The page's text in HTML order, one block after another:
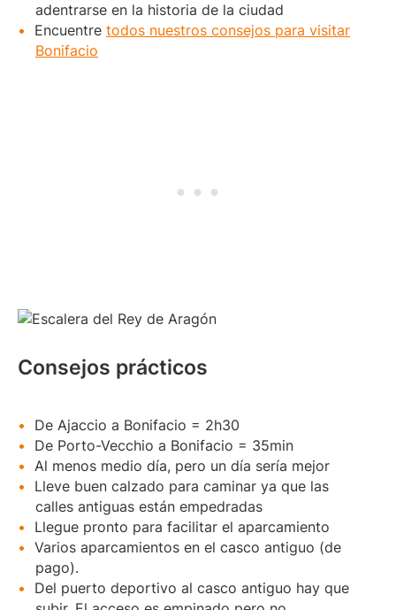
adentrarse en la historia de la ciudad
Encuentre todos nuestros consejos para visitar
Bonifacio
Consejos prácticos
De Ajaccio a Bonifacio = 2h30
De Porto-Vecchio a Bonifacio = 35min
Al menos medio día, pero un día sería mejor
Lleve buen calzado para caminar ya que las
calles antiguas están empedradas
Llegue pronto para facilitar el aparcamiento
Varios aparcamientos en el casco antiguo (de
pago).
Del puerto deportivo al casco antiguo hay que